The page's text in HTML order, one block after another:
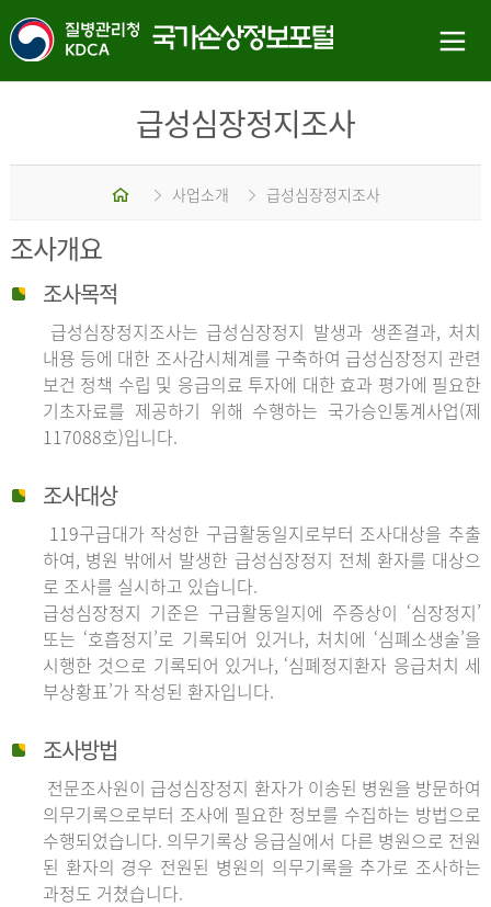
급성심장정지조사
홈 사업소개 급성심장정지조사
조사개요
조사목적
급성심장정지조사는 급성심장정지 발생과 생존결과, 처치
내용 등에 대한 조사감시체계를 구축하여 급성심장정지 관련
보건 정책 수립 및 응급의료 투자에 대한 효과 평가에 필요한
기초자료를 제공하기 위해 수행하는 국가승인통계사업(제
117088호)입니다.
조사대상
119구급대가 작성한 구급활동일지로부터 조사대상을 추출
하여, 병원 밖에서 발생한 급성심장정지 전체 환자를 대상으
로 조사를 실시하고 있습니다.
급성심장정지 기준은 구급활동일지에 주증상이 ‘심장정지’
또는 ‘호흡정지’로 기록되어 있거나, 처치에 ‘심폐소생술’을
시행한 것으로 기록되어 있거나, ‘심폐정지환자 응급처치 세
부상황표’가 작성된 환자입니다.
조사방법
전문조사원이 급성심장정지 환자가 이송된 병원을 방문하여
의무기록으로부터 조사에 필요한 정보를 수집하는 방법으로
수행되었습니다. 의무기록상 응급실에서 다른 병원으로 전원
된 환자의 경우 전원된 병원의 의무기록을 추가로 조사하는
과정도 거쳤습니다.